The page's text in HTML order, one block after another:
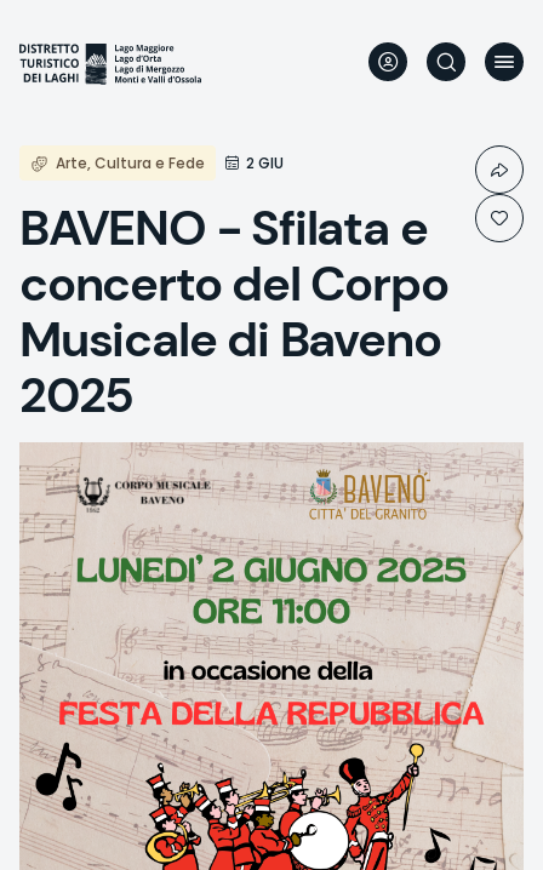
contenu
principal
Arte, Cultura e Fede 2 GIU
BAVENO - Sfilata e
concerto del Corpo
Musicale di Baveno
2025